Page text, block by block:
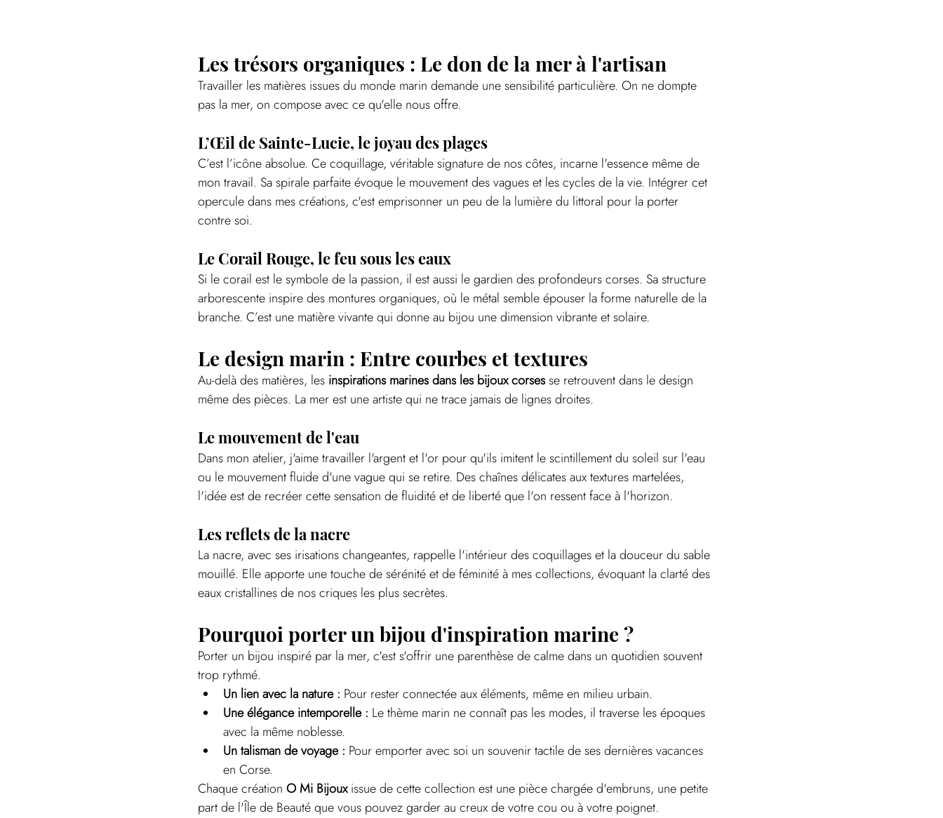
Les trésors organiques : Le don de la mer à l'artisan
Travailler les matières issues du monde marin demande une sensibilité particulière. On ne dompte
pas la mer, on compose avec ce qu'elle nous offre.
L’Œil de Sainte-Lucie, le joyau des plages
C’est l’icône absolue. Ce coquillage, véritable signature de nos côtes, incarne l'essence même de
mon travail. Sa spirale parfaite évoque le mouvement des vagues et les cycles de la vie. Intégrer cet
opercule dans mes créations, c'est emprisonner un peu de la lumière du littoral pour la porter
contre soi.
Le Corail Rouge, le feu sous les eaux
Si le corail est le symbole de la passion, il est aussi le gardien des profondeurs corses. Sa structure
arborescente inspire des montures organiques, où le métal semble épouser la forme naturelle de la
branche. C’est une matière vivante qui donne au bijou une dimension vibrante et solaire.
Le design marin : Entre courbes et textures
Au-delà des matières, les inspirations marines dans les bijoux corses se retrouvent dans le design
même des pièces. La mer est une artiste qui ne trace jamais de lignes droites.
Le mouvement de l'eau
Dans mon atelier, j'aime travailler l'argent et l'or pour qu'ils imitent le scintillement du soleil sur l'eau
ou le mouvement fluide d'une vague qui se retire. Des chaînes délicates aux textures martelées,
l'idée est de recréer cette sensation de fluidité et de liberté que l'on ressent face à l'horizon.
Les reflets de la nacre
La nacre, avec ses irisations changeantes, rappelle l'intérieur des coquillages et la douceur du sable
mouillé. Elle apporte une touche de sérénité et de féminité à mes collections, évoquant la clarté des
eaux cristallines de nos criques les plus secrètes.
Pourquoi porter un bijou d'inspiration marine ?
Porter un bijou inspiré par la mer, c'est s'offrir une parenthèse de calme dans un quotidien souvent
trop rythmé.
Un lien avec la nature : Pour rester connectée aux éléments, même en milieu urbain.
Une élégance intemporelle : Le thème marin ne connaît pas les modes, il traverse les époques
avec la même noblesse.
Un talisman de voyage : Pour emporter avec soi un souvenir tactile de ses dernières vacances
en Corse.
Chaque création O Mi Bijoux issue de cette collection est une pièce chargée d'embruns, une petite
part de l'Île de Beauté que vous pouvez garder au creux de votre cou ou à votre poignet.